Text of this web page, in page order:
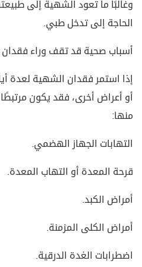
وغالبًا ما تعود الشهية إلى
الحاجة إلى تدخل طبي.
أسباب صحية قد تقف وراء
إذا استمر فقدان الشهية لعدة
أو أعراض أخرى، فقد يكون
منها:
التهابات الجهاز الهضمي.
قرحة المعدة أو التهاب المعدة.
أمراض الكبد.
أمراض الكلى المزمنة.
اضطرابات الغدة الدرقية.